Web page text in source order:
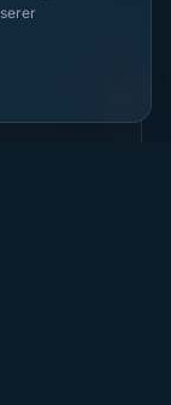
sichert
30